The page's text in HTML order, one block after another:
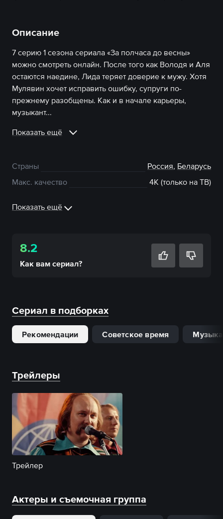
Описание
7 серию 1 сезона сериала «За полчаса до весны»
можно смотреть онлайн. После того как Володя и Аля
остаются наедине, Лида теряет доверие к мужу. Хотя
Мулявин хочет исправить ошибку, супруги по-
прежнему разобщены. Как и в начале карьеры,
музыкант...
Показать ещё
Страны Россия, Беларусь
Макс. качество
4К (только на ТВ)
Показать ещё
8.2
Как вам сериал?
Сериал в подборках
Рекомендации Советское время
Трейлеры
Трейлер
Актеры и съемочная группа